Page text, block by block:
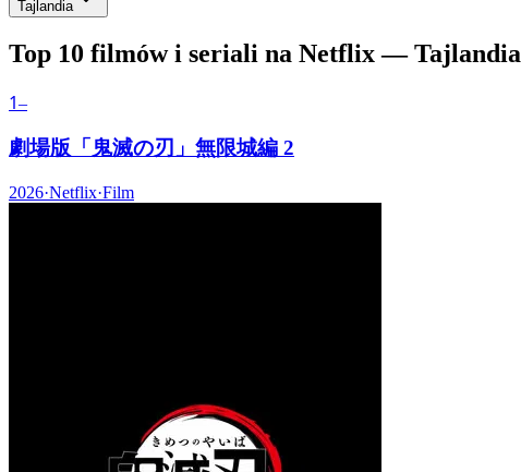
Tajlandia
Top 10 filmów i seriali na Netflix — Tajlandia
1–
劇場版「鬼滅の刃」無限城編 2
2026·Netflix·Film